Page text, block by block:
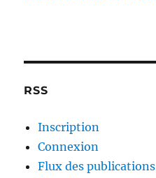
RSS
Inscription
Connexion
Flux des publications